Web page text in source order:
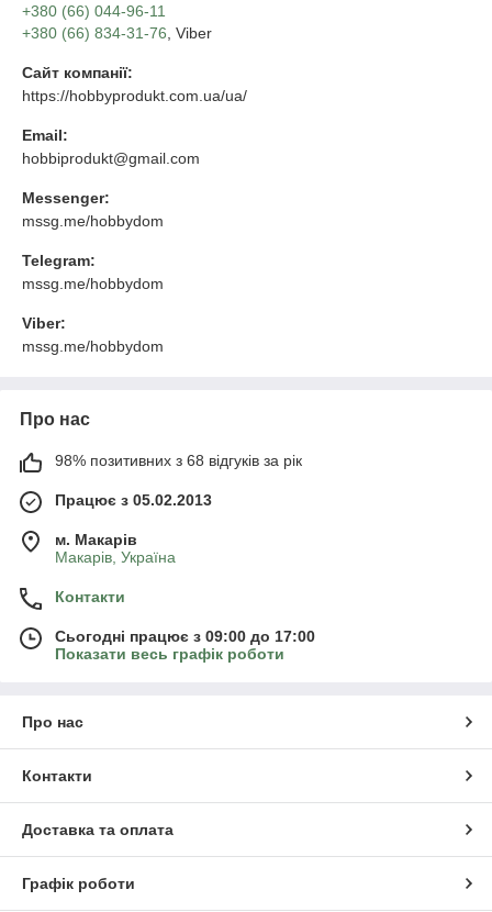
+380 (66) 044-96-11
+380 (66) 834-31-76 , Viber
Сайт компанії:
https://hobbyprodukt.com.ua/ua/
Email:
hobbiprodukt@gmail.com
Messenger:
mssg.me/hobbydom
Telegram:
mssg.me/hobbydom
Viber:
mssg.me/hobbydom
Про нас
98% позитивних з 68 відгуків за рік
Працює з 05.02.2013
м. Mакарів
Mакарів, Україна
Контакти
Сьогодні працює з 09:00 до 17:00
Показати весь графік роботи
Про нас
Контакти
Доставка та оплата
Графік роботи